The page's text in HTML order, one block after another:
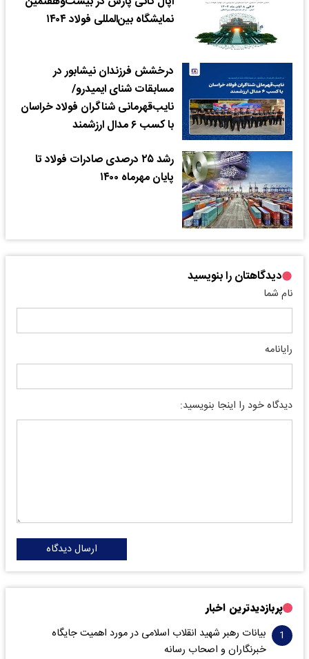
نمایشگاه بین‌المللی فولاد ۱۴۰۴
درخشش فرزندان نیشابور در
مسابقات شنای ایمیدرو/
نایب‌قهرمانی شناگران فولاد خراسان
با کسب ۶ مدال ارزشمند
رشد ۲۵ درصدی صادرات فولاد تا
پایان مهرماه ۱۴۰۰
دیدگاهتان را بنویسید
نام شما
رایانامه
دیدگاه خود را اینجا بنویسید:
ارسال دیدگاه
پربازدیدترین اخبار
بیانات رهبر شهید انقلاب اسلامی در مورد اهمیت جایگاه
خبرنگاران و اصحاب رسانه